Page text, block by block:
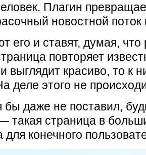
Плагин
новостной поток
его и ставят, думая, что
повторяет
и выглядит красиво, то к
деле этого не
бы даже не поставил,
такая страница в
конечного